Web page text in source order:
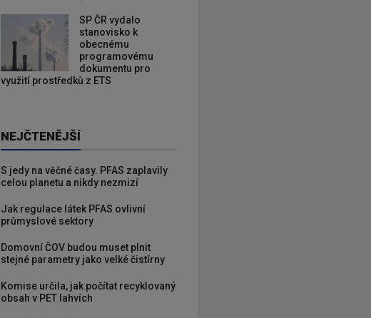
SP ČR vydalo
stanovisko k
obecnému
programovému
dokumentu pro
využití prostředků z ETS
NEJČTENĚJŠÍ
S jedy na věčné časy. PFAS zaplavily
celou planetu a nikdy nezmizí
Jak regulace látek PFAS ovlivní
průmyslové sektory
Domovní ČOV budou muset plnit
stejné parametry jako velké čistírny
Komise určila, jak počítat recyklovaný
obsah v PET lahvích